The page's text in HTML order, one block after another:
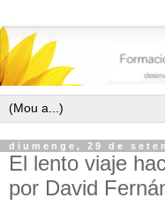
diumenge, 29 de
El lento viaje
por David